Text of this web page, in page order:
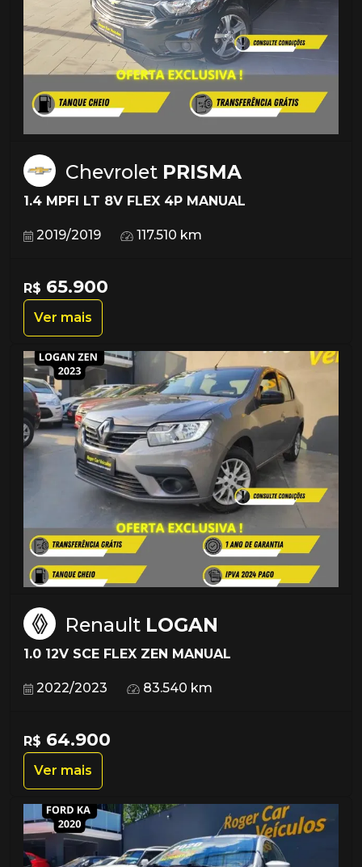
Chevrolet PRISMA
1.4 MPFI LT 8V FLEX 4P MANUAL
2019/2019 117.510 km
R$ 65.900
Ver mais
Renault LOGAN
1.0 12V SCE FLEX ZEN MANUAL
2022/2023 83.540 km
R$ 64.900
Ver mais